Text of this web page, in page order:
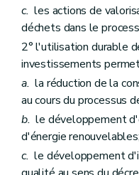
c. les actions de
déchets dans le
2° l'utilisation durable
investissements
a. la réduction de la
au cours du processus
b. le développement
d'énergie renouvelables;
c. le développement